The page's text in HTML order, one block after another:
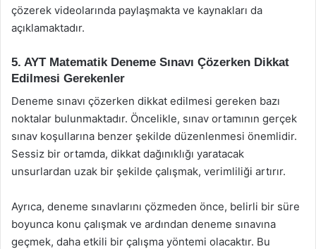
çözerek videolarında paylaşmakta ve kaynakları da
açıklamaktadır.
5. AYT Matematik Deneme Sınavı Çözerken Dikkat
Edilmesi Gerekenler
Deneme sınavı çözerken dikkat edilmesi gereken bazı
noktalar bulunmaktadır. Öncelikle, sınav ortamının gerçek
sınav koşullarına benzer şekilde düzenlenmesi önemlidir.
Sessiz bir ortamda, dikkat dağınıklığı yaratacak
unsurlardan uzak bir şekilde çalışmak, verimliliği artırır.
Ayrıca, deneme sınavlarını çözmeden önce, belirli bir süre
boyunca konu çalışmak ve ardından deneme sınavına
geçmek, daha etkili bir çalışma yöntemi olacaktır. Bu